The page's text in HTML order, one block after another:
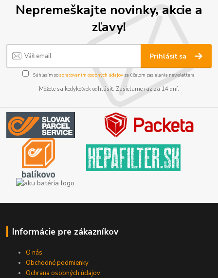
Nepremeškajte novinky, akcie a
zľavy!
Prihlásiť sa
Súhlasím sospracovaním osobných údajov za účelom zasielania newslettera.
Môžete sa kedykoľvek odhlásiť. Zasielame raz za 14 dní.
Informácie pre zákazníkov
O nás
Obchodné podmienky
Ochrana osobných údajov